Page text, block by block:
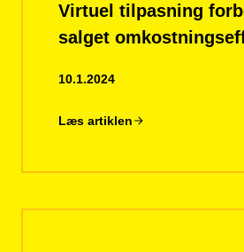
Virtuel tilpasning
salget
10.1.2024
Læs artiklen